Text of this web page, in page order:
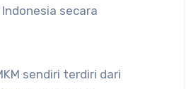
secara
sendiri terdiri dari